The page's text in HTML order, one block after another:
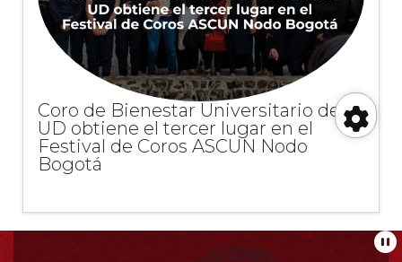
de
Coro de Bienestar Universitario de la
UD obtiene el tercer lugar en el
Festival de Coros ASCUN Nodo
Bogotá